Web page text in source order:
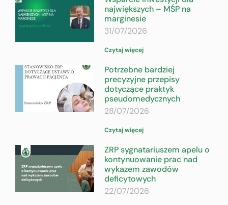
największych – MŚP na
marginesie
31/07/2026
Czytaj więcej
Potrzebne bardziej
precyzyjne przepisy
dotyczące praktyk
pseudomedycznych
28/07/2026
Czytaj więcej
ZRP sygnatariuszem apelu o
kontynuowanie prac nad
wykazem zawodów
deficytowych
22/07/2026